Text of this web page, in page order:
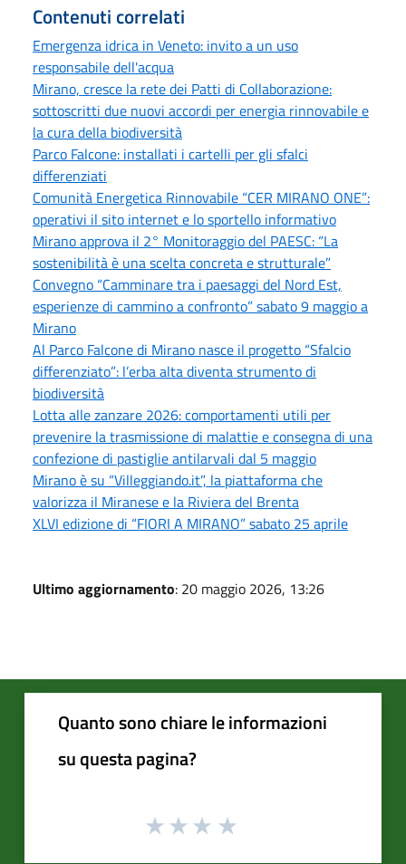
Contenuti correlati
Emergenza idrica in Veneto: invito a un uso
responsabile dell'acqua
Mirano, cresce la rete dei Patti di Collaborazione:
sottoscritti due nuovi accordi per energia rinnovabile e
la cura della biodiversità
Parco Falcone: installati i cartelli per gli sfalci
differenziati
Comunità Energetica Rinnovabile “CER MIRANO ONE”:
operativi il sito internet e lo sportello informativo
Mirano approva il 2° Monitoraggio del PAESC: “La
sostenibilità è una scelta concreta e strutturale”
Convegno “Camminare tra i paesaggi del Nord Est,
esperienze di cammino a confronto” sabato 9 maggio a
Mirano
Al Parco Falcone di Mirano nasce il progetto “Sfalcio
differenziato”: l’erba alta diventa strumento di
biodiversità
Lotta alle zanzare 2026: comportamenti utili per
prevenire la trasmissione di malattie e consegna di una
confezione di pastiglie antilarvali dal 5 maggio
Mirano è su “Villeggiando.it”, la piattaforma che
valorizza il Miranese e la Riviera del Brenta
XLVI edizione di “FIORI A MIRANO” sabato 25 aprile
Ultimo aggiornamento: 20 maggio 2026, 13:26
Quanto sono chiare le informazioni
su questa pagina?